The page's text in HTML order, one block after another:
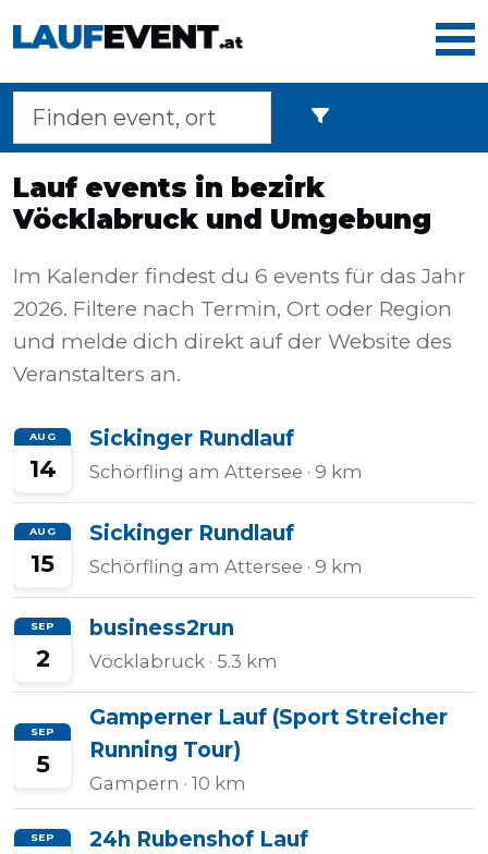
Home
Laufveranstaltungen
Langstreckenmarsche
Läufe
Lauf events in bezirk
Vöcklabruck und Umgebung
Im Kalender findest du 6 events für das Jahr
2026. Filtere nach Termin, Ort oder Region
und melde dich direkt auf der Website des
Veranstalters an.
AUG
14
Sickinger Rundlauf
Schörfling am Attersee · 9 km
AUG
15
Sickinger Rundlauf
Schörfling am Attersee · 9 km
SEP
2
business2run
Vöcklabruck · 5.3 km
SEP
5
Gamperner Lauf (Sport Streicher
Running Tour)
Gampern · 10 km
SEP 24h Rubenshof Lauf